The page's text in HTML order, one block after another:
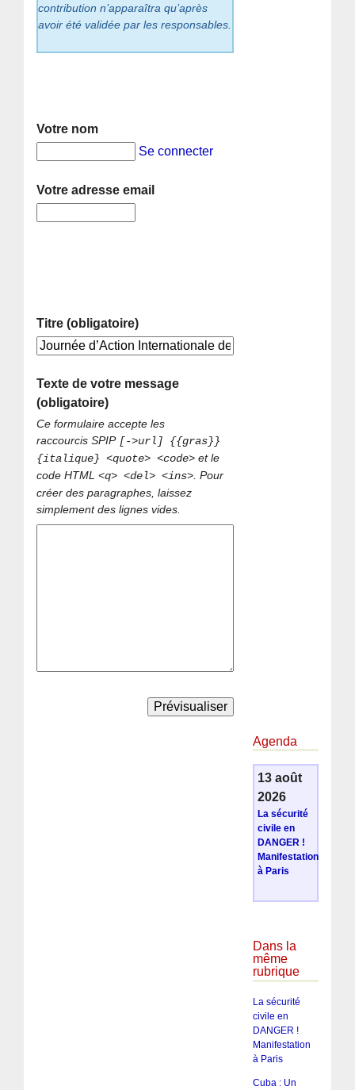
contribution n’apparaîtra qu’après
avoir été validée par les responsables.
Votre nom
Se connecter
Votre adresse email
Titre (obligatoire)
Texte de votre message
(obligatoire)
Ce formulaire accepte les
raccourcis SPIP [->url] {{gras}}
{italique} <quote> <code> et le
code HTML<q> <del> <ins>. Pour
créer des paragraphes, laissez
simplement des lignes vides.
Agenda
13 août
2026
La sécurité
civile en
DANGER !
Manifestation
à Paris
Dans la
même
rubrique
La sécurité
civile en
DANGER !
Manifestation
à Paris
Cuba : Un